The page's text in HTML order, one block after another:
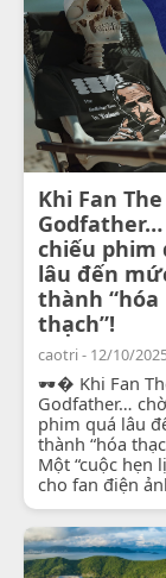
Khi Fan The
chiếu phim
lâu đến
thành “hóa
thạch”!
caotri - 12/10/
🕶� Khi Fan
Godfather…
phim quá lâu
thành “hóa
Một “cuộc hẹn
cho fan điện